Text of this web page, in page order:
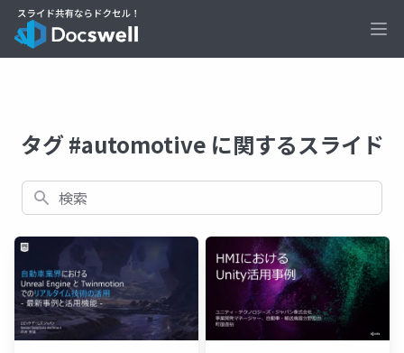
タグ #automotive に関するスライド
検索